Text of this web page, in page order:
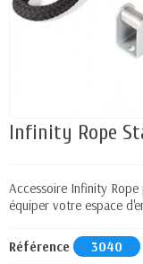
Infinity Rope
Accessoire Infinity
équiper votre espace
Référence 3040